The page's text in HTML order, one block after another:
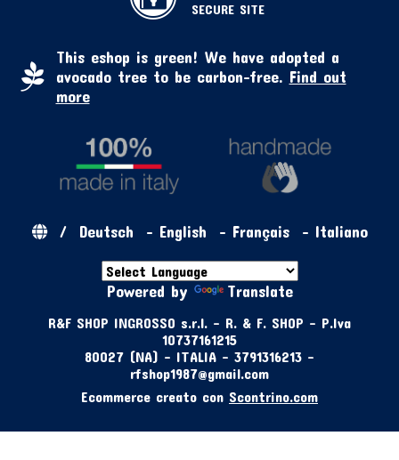
SECURE SITE
This eshop is green! We have adopted a
avocado tree to be carbon-free. Find out
more
/ Deutsch - English - Français- Italiano
Powered by Translate
R&F SHOP INGROSSO s.r.l. - R. & F. SHOP - P.Iva
10737161215
80027 (NA) - ITALIA - 3791316213 -
rfshop1987@gmail.com
Ecommerce creato con Scontrino.com